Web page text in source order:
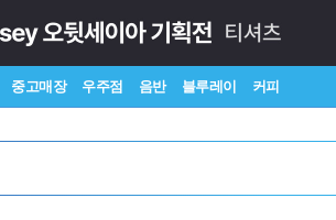
중고매장 우주점 음반 블루레이 커피